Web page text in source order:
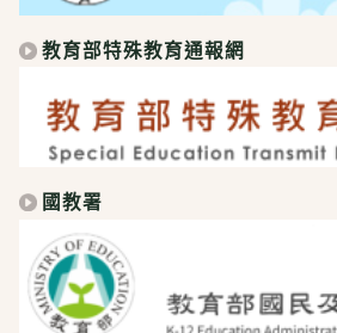
教育部特殊教育通報網
國教署